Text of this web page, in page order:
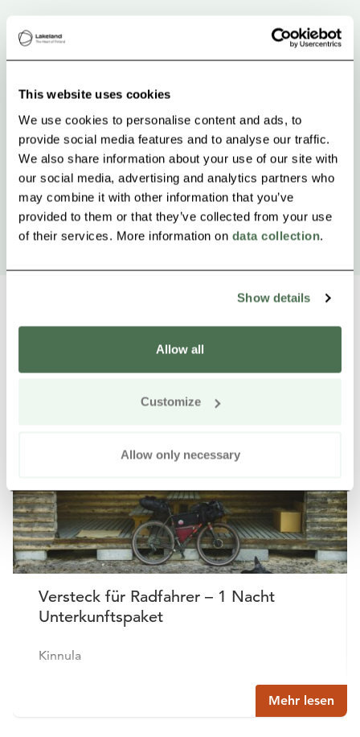
This website uses cookies
We use cookies to personalise content and ads, to
provide social media features and to analyse our traffic.
We also share information about your use of our site with
our social media, advertising and analytics partners who
may combine it with other information that you’ve
provided to them or that they’ve collected from your use
of their services. More information on data collection.
Show details
Allow all
Customize
Allow only necessary
Versteck für Radfahrer – 1 Nacht
Unterkunftspaket
Kinnula
Mehr lesen